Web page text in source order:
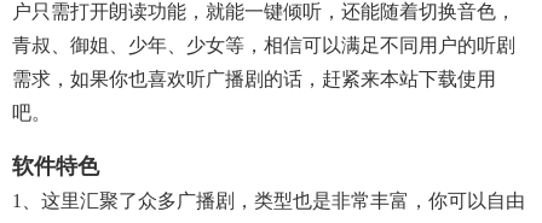
户只需打开朗读功能，就能一键倾听，还能随着切换音色，
青叔、御姐、少年、少女等，相信可以满足不同用户的听剧
需求，如果你也喜欢听广播剧的话，赶紧来本站下载使用
吧。
软件特色
1、这里汇聚了众多广播剧，类型也是非常丰富，你可以自由